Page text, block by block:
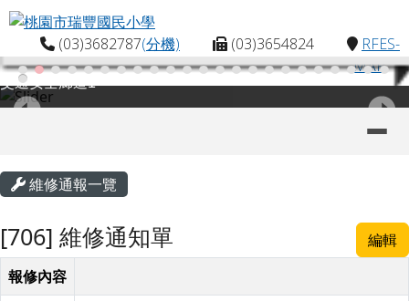
跳至主內容區
桃園市瑞豐國民小學
(03)3682787(分機) (03)3654824
RFES-
MAP
交通安全廊道1
主內容區域
維修通報一覽
編輯
[706] 維修通知單
報修內容
頁尾區域